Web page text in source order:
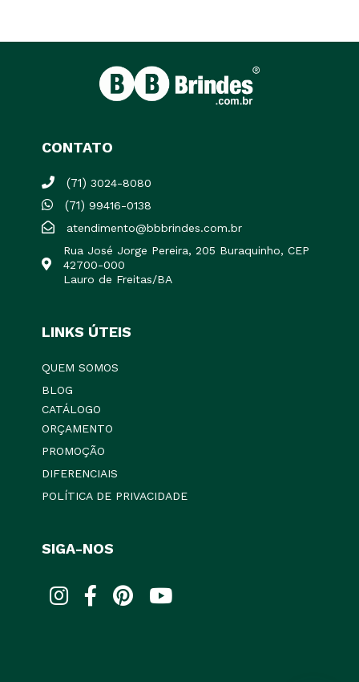
CONTATO
(71) 3024-8080
(71) 99416-0138
atendimento@bbbrindes.com.br
Rua José Jorge Pereira, 205 Buraquinho, CEP
42700-000
Lauro de Freitas/BA
LINKS ÚTEIS
QUEM SOMOS
BLOG
CATÁLOGO
ORÇAMENTO
PROMOÇÃO
DIFERENCIAIS
POLÍTICA DE PRIVACIDADE
SIGA-NOS